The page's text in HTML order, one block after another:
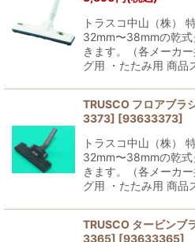
トラスコ中山（株）
32mm〜38mmの乾
きます。（各メーカ
グ用 ・たたみ用 商品
TRUSCO フロアブ
3373] [93633373]
トラスコ中山（株）
32mm〜38mmの乾
きます。（各メーカ
グ用 ・たたみ用 商品
TRUSCO タービン
3365] [93633365]